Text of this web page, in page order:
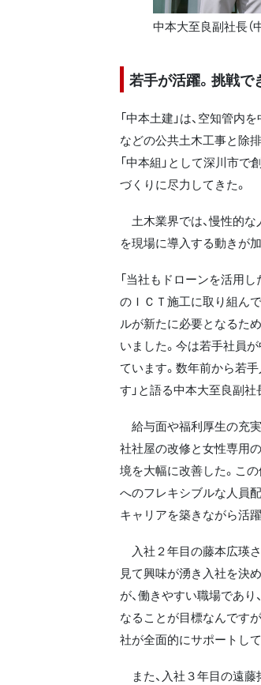
中本大至良副社長（
若手が活躍。挑戦
「中本土建」は、空知管内
などの公共土木工事と除
「中本組」として深川市
づくりに尽力してきた。
土木業界では、慢性的な
を現場に導入する動きが
「当社もドローンを活用
のＩＣＴ施工に取り組ん
ルが新たに必要となるた
いました。今は若手社員
ています。数年前から若
す」と語る中本大至良副社
給与面や福利厚生の充実
社社屋の改修と女性専用
境を大幅に改善した。こ
へのフレキシブルな人員
キャリアを築きながら活
入社２年目の藤本広瑛
見て興味が湧き入社を決
が、働きやすい職場であ
なることが目標なんです
社が全面的にサポートして
また、入社３年目の遠藤